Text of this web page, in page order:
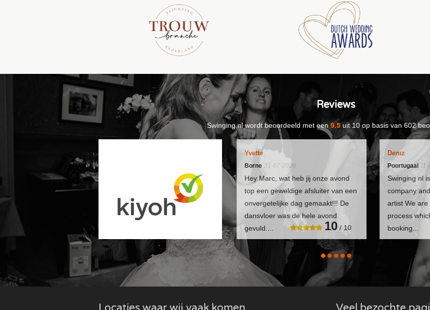
Reviews
Swinging.nlwordt beoordeeld met een 9.5uit 10 op basis van 602
Yvette
Borne 31-07-2026
Hey Marc, wat heb jij onze avond
top een geweldige afsluiter van een
onvergetelijke dag gemaakt!!! De
dansvloer was de hele avond
gevuld....
10 / 10
Denız
Poortugaal
Swinging nl
company
artist We are
process
booking...